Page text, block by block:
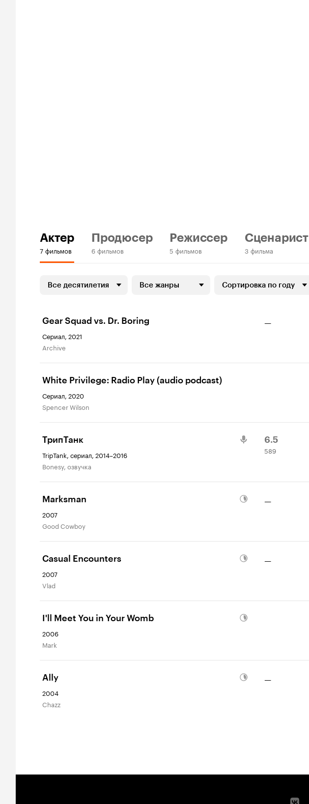
Актер
7 фильмов
Продюсер
6 фильмов
Режиссер
5 фильмов
Сценарист
3 фильма
Все десятилетия Все жанры Сортировка по году
Gear Squad vs. Dr. Boring
Сериал, 2021
Archive
—
White Privilege: Radio Play (audio podcast)
Сериал, 2020
Spencer Wilson
ТрипТанк
TripTank, сериал, 2014–2016
Bonesy, озвучка
Рейтинг
Кинопоиска
6.5
589
оценок
589
Marksman
2007
Good Cowboy
—
Casual Encounters
2007
Vlad
—
I'll Meet You in Your Womb
2006
Mark
Ally
2004
Chazz
—